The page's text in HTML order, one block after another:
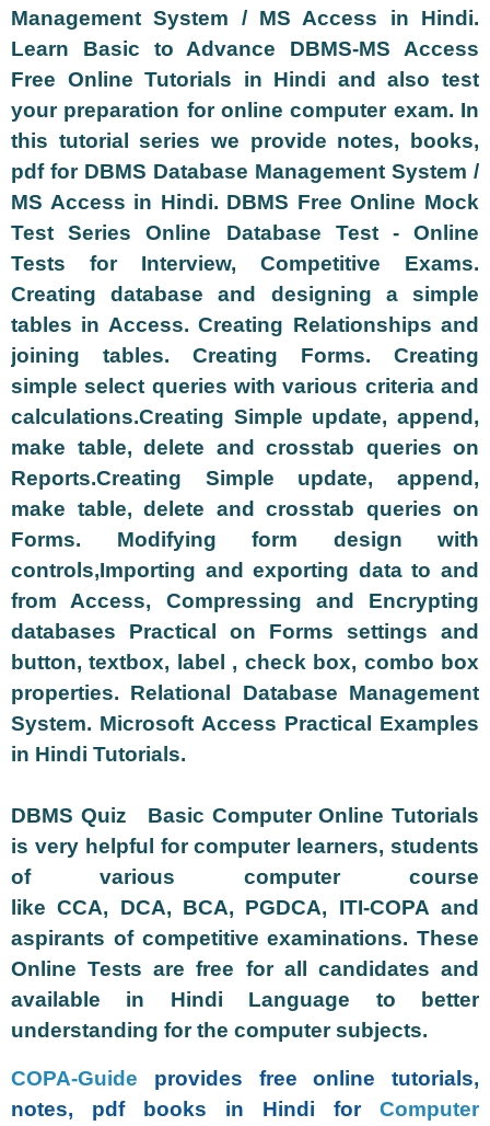
Management System / MS Access in Hindi.
Learn Basic to Advance DBMS-MS Access
Free Online Tutorials in Hindi and also test
your preparation for online computer exam. In
this tutorial series we provide notes, books,
pdf for DBMS Database Management System /
MS Access in Hindi. DBMS Free Online Mock
Test Series Online Database Test - Online
Tests for Interview, Competitive Exams.
Creating database and designing a simple
tables in Access. Creating Relationships and
joining tables. Creating Forms. Creating
simple select queries with various criteria and
calculations.Creating Simple update, append,
make table, delete and crosstab queries on
Reports.Creating Simple update, append,
make table, delete and crosstab queries on
Forms. Modifying form design with
controls,Importing and exporting data to and
from Access, Compressing and Encrypting
databases Practical on Forms settings and
button, textbox, label , check box, combo box
properties. Relational Database Management
System. Microsoft Access Practical Examples
in Hindi Tutorials.
DBMS Quiz Basic Computer Online Tutorials
is very helpful for computer learners, students
of various computer course
like CCA, DCA, BCA, PGDCA, ITI-COPA and
aspirants of competitive examinations. These
Online Tests are free for all candidates and
available in Hindi Language to better
understanding for the computer subjects.
COPA-Guide provides free online tutorials,
notes, pdf books in Hindi for
Computer